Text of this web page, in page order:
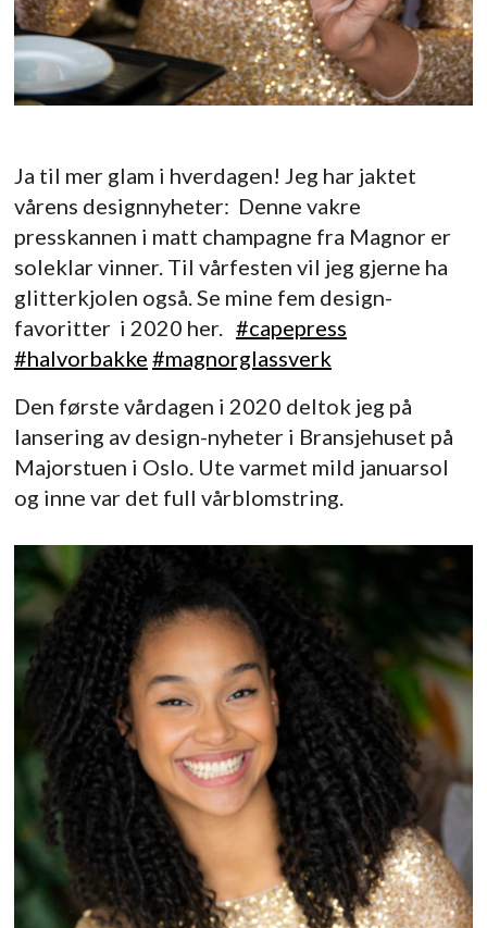
Ja til mer glam i hverdagen! Jeg har jaktet
vårens designnyheter: Denne vakre
presskannen i matt champagne fra Magnor er
soleklar vinner. Til vårfesten vil jeg gjerne ha
glitterkjolen også. Se mine fem design-
favoritter i 2020 her. #capepress
#halvorbakke #magnorglassverk
Den første vårdagen i 2020 deltok jeg på
lansering av design-nyheter i Bransjehuset på
Majorstuen i Oslo. Ute varmet mild januarsol
og inne var det full vårblomstring.